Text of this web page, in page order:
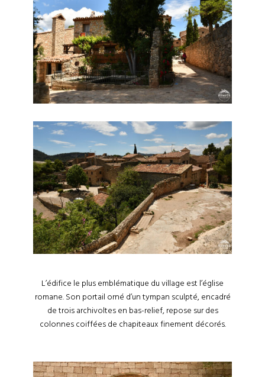
L’édifice le plus emblématique du village est l’église
romane. Son portail orné d’un tympan sculpté, encadré
de trois archivoltes en bas-relief, repose sur des
colonnes coiffées de chapiteaux finement décorés.